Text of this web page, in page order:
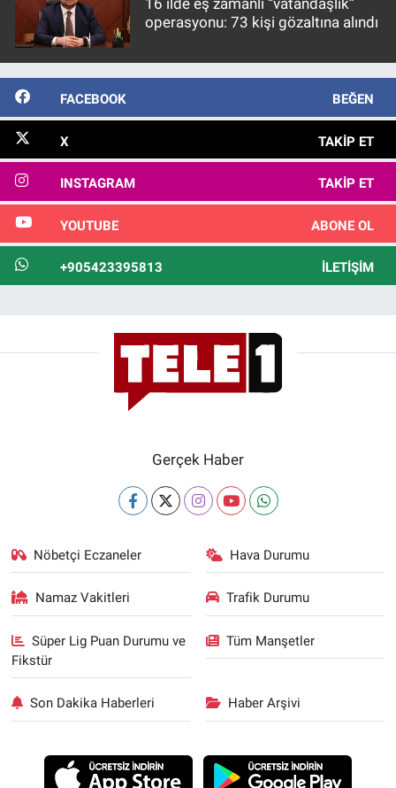
16 ilde eş zamanlı “vatandaşlık”
operasyonu: 73 kişi gözaltına alındı
FACEBOOK BEĞEN
X TAKIP ET
INSTAGRAM TAKIP ET
YOUTUBE ABONE OL
+905423395813 İLETIŞIM
Gerçek Haber
Nöbetçi Eczaneler Hava Durumu
Namaz Vakitleri Trafik Durumu
Süper Lig Puan Durumu ve
Fikstür
Tüm Manşetler
Son Dakika Haberleri Haber Arşivi